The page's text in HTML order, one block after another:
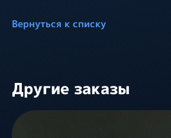
Вернуться к списку
Другие заказы